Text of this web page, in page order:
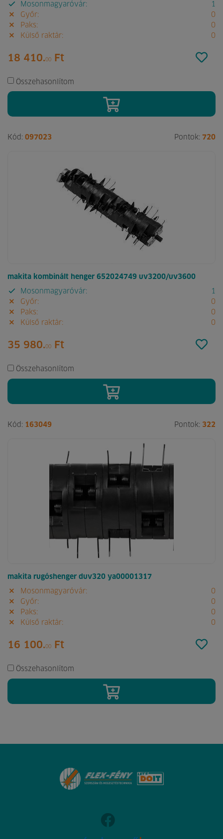
Mosonmagyaróvár:
1
Győr:
0
Paks:
0
Külső raktár:
0
18 410.00 Ft
Összehasonlítom
Kód: 097023 Pontok: 720
makita kombinált henger 652024749 uv3200/uv3600
Mosonmagyaróvár:
1
Győr:
0
Paks:
0
Külső raktár:
0
35 980.00 Ft
Összehasonlítom
Kód: 163049 Pontok: 322
makita rugóshenger duv320 ya00001317
Mosonmagyaróvár:
0
Győr:
0
Paks:
0
Külső raktár:
0
16 100.00 Ft
Összehasonlítom